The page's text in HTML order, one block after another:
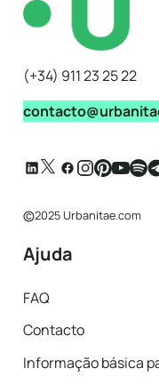
(+34) 911 23 25 22
©2025 Urbanitae.com
Ajuda
FAQ
Contacto
Informação básica